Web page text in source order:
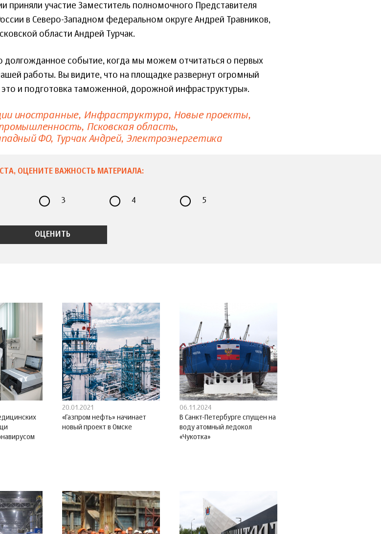
приняли участие Заместитель полномочного Представителя
в Северо-Западном федеральном округе Андрей Травников,
области Андрей Турчак.
долгожданное событие, когда мы можем отчитаться о первых
работы. Вы видите, что на площадке развернут огромный
и подготовка таможенной, дорожной инфраструктуры».
иностранные Инфраструктура Новые проекты
Псковская область
ФО
Турчак Андрей Электроэнергетика
ОЦЕНИТЕ ВАЖНОСТЬ МАТЕРИАЛА:
3 4 5
20.01.2021
«Газпром нефть» начинает
новый проект в Омске
06.11.2024
В Санкт-Петербурге спущен на
воду атомный ледокол
«Чукотка»